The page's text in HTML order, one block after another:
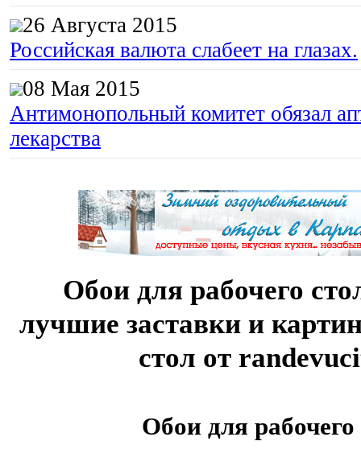
26 Августа 2015
Российская валюта слабеет на глазах.
08 Мая 2015
Антимонопольный комитет обязал
лекарства
Обои для рабочего
лучшие заставки и
стол от
Обои для рабочего